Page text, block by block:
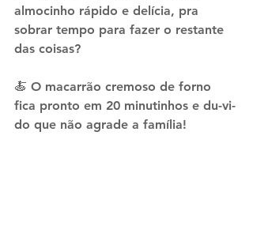
almocinho rápido e delícia, pra
sobrar tempo para fazer o restante
das coisas?
🍝 O macarrão cremoso de forno
fica pronto em 20 minutinhos e du-vi-
do que não agrade a família!